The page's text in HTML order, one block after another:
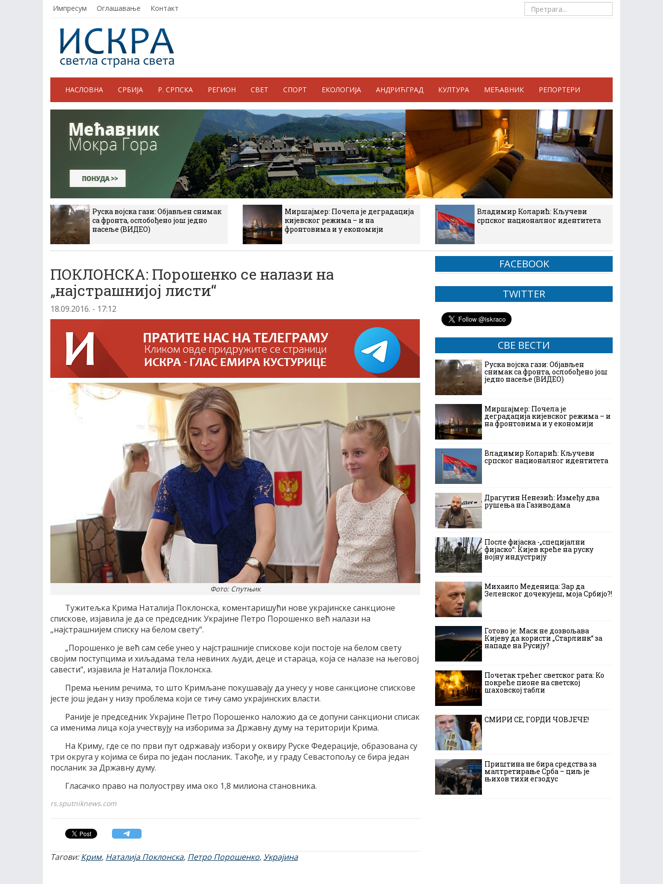
Импресум Оглашавање Контакт
НАСЛОВНА СРБИЈА Р. СРПСКА РЕГИОН СВЕТ СПОРТ ЕКОЛОГИЈА АНДРИЋГРАД КУЛТУРА МЕЋАВНИК РЕПОРТЕРИ
Руска војска гази: Објављен снимак
са фронта, ослобођено још једно
насеље (ВИДЕО)
Миршајмер: Почела је деградација
кијевског режима – и на
фронтовима и у економији
Владимир Коларић: Кључеви
српског националног идентитета
ПОКЛОНСКА: Порошенко се налази на
„најстрашнијој листи“
18.09.2016. - 17:12
Фото: Спутњик
Тужитељка Крима Наталија Поклонска, коментаришући нове украјинске санкционе
спискове, изјавила је да се председник Украјине Петро Порошенко већ налази на
„најстрашнијем списку на белом свету“.
„Порошенко је већ сам себе унео у најстрашније спискове који постоје на белом свету
својим поступцима и хиљадама тела невиних људи, деце и стараца, која се налазе на његовој
савести“, изјавила је Наталија Поклонска.
Према њеним речима, то што Кримљане покушавају да унесу у нове санкционе спискове
јесте још један у низу проблема који се тичу само украјинских власти.
Раније је председник Украјине Петро Порошенко наложио да се допуни санкциони списак
са именима лица која учествују на изборима за Државну думу на територији Крима.
На Криму, где се по први пут одржавају избори у оквиру Руске Федерације, образована су
три округа у којима се бира по један посланик. Такође, и у граду Севастопољу се бира један
посланик за Државну думу.
Гласачко право на полуострву има око 1,8 милиона становника.
rs.sputniknews.com
Тагови:Крим, Наталија Поклонска, Петро Порошенко,Украјина
FACEBOOK
TWITTER
СВЕ ВЕСТИ
Руска војска гази: Објављен
снимак са фронта, ослобођено још
једно насеље (ВИДЕО)
Миршајмер: Почела је
деградација кијевског режима – и
на фронтовима и у економији
Владимир Коларић: Кључеви
српског националног идентитета
Драгутин Ненезић: Између два
рушења на Газиводама
После фијаска -„специјални
фијаско“: Кијев креће на руску
војну индустрију
Михаило Меденица: Зар да
Зеленског дочекујеш, моја Србијо?!
Готово је: Маск не дозвољава
Кијеву да користи „Старлинк“ за
нападе на Русију?
Почетак трећег светског рата: Ко
покреће пионе на светској
шаховској табли
СМИРИ СЕ, ГОРДИ ЧОВЈЕЧЕ!
Приштина не бира средства за
малтретирање Срба – циљ је
њихов тихи егзодус